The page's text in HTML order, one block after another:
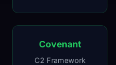
Covenant
C2 Framework